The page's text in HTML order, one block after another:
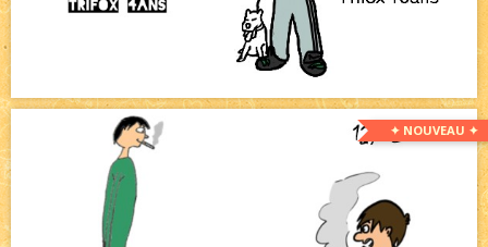
✦ NOUVEAU ✦